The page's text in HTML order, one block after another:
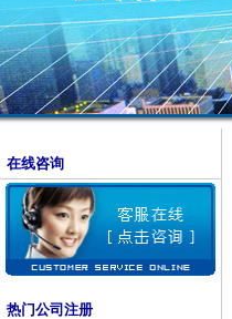
在线咨询
热门公司注册